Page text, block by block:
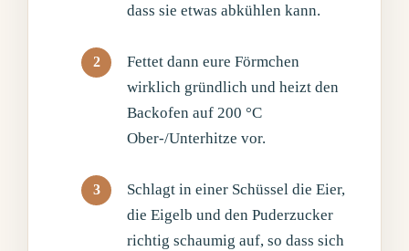
dass sie etwas abkühlen kann.
Fettet dann eure Förmchen
wirklich gründlich und heizt den
Backofen auf 200 °C
Ober-/Unterhitze vor.
Schlagt in einer Schüssel die Eier,
die Eigelb und den Puderzucker
richtig schaumig auf, so dass sich